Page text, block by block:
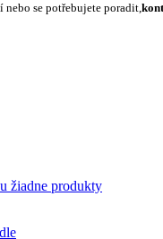
se potřebujete poradit,
žiadne produkty